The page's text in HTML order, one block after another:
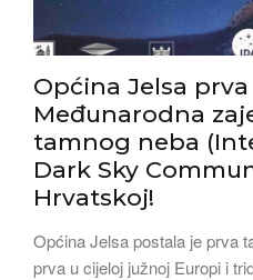
Općina Jelsa prva
Međunarodna
tamnog neba
Dark Sky
Hrvatskoj!
Općina Jelsa postala je prva
prva u cijeloj južnoj Europi i